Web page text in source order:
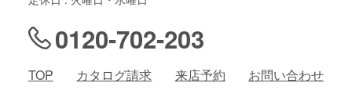
0120-702-203
TOP カタログ請求 来店予約 お問い合わせ